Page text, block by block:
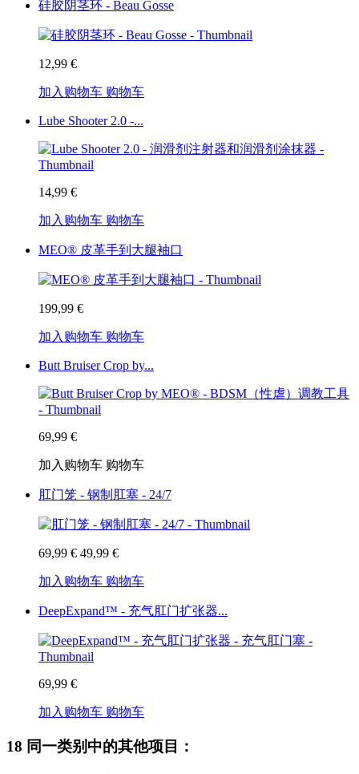
硅胶阴茎环 - Beau Gosse
12,99 €
加入购物车 购物车
Lube Shooter 2.0 -...
14,99 €
加入购物车 购物车
MEO® 皮革手到大腿袖口
199,99 €
加入购物车 购物车
Butt Bruiser Crop by...
69,99 €
加入购物车 购物车
肛门笼 - 钢制肛塞 - 24/7
69,99 € 49,99 €
加入购物车 购物车
DeepExpand™ - 充气肛门扩张器...
69,99 €
加入购物车 购物车
18 同一类别中的其他项目：